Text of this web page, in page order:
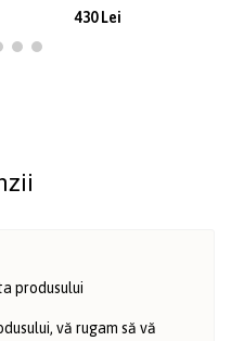
430 Lei
produsului
vă rugam să vă